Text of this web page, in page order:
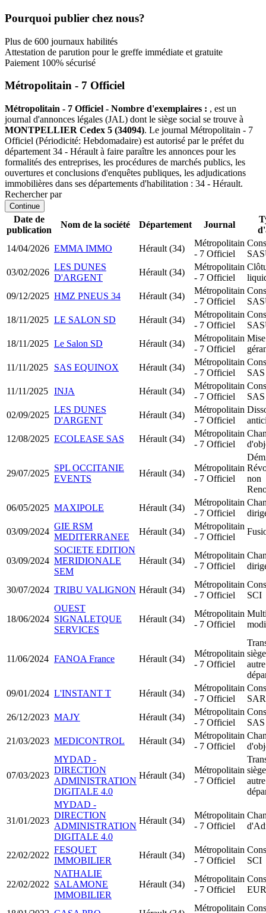
Pourquoi publier chez nous?
Plus de 600 journaux habilités
Attestation de parution pour le greffe immédiate et gratuite
Paiement 100% sécurisé
Métropolitain - 7 Officiel
Métropolitain - 7 Officiel - Nombre d'exemplaires : , est un
journal d'annonces légales (JAL) dont le siège social se trouve à
MONTPELLIER Cedex 5 (34094). Le journal Métropolitain - 7
Officiel (Périodicité: Hebdomadaire) est autorisé par le préfet du
département 34 - Hérault à faire paraître les annonces pour les
formalités des entreprises, les procédures de marchés publics, les
ouvertures et conclusions d'enquêtes publiques, les adjudications
immobilières dans ses départements d'habilitation : 34 - Hérault.
Rechercher par
Continue
Date de
publication
Nom de la société Département Journal
14/04/2026 EMMA IMMO Hérault (34)
Métropolitain
- 7 Officiel
03/02/2026
LES DUNES
D'ARGENT
Hérault (34)
Métropolitain
- 7 Officiel
09/12/2025 HMZ PNEUS 34 Hérault (34)
Métropolitain
- 7 Officiel
18/11/2025 LE SALON SD Hérault (34)
Métropolitain
- 7 Officiel
18/11/2025 Le Salon SD Hérault (34)
Métropolitain
- 7 Officiel
11/11/2025
SAS EQUINOX Hérault (34)
Métropolitain
- 7 Officiel
SAS
11/11/2025 INJA Hérault (34)
Métropolitain
- 7 Officiel
SAS
02/09/2025
LES DUNES
D'ARGENT
Hérault (34)
Métropolitain
- 7 Officiel
12/08/2025 ECOLEASE SAS Hérault (34)
Métropolitain
- 7 Officiel
29/07/2025
SPL OCCITANIE
EVENTS
Hérault (34)
Métropolitain
- 7 Officiel
non
06/05/2025 MAXIPOLE Hérault (34)
Métropolitain
- 7 Officiel
03/09/2024
GIE RSM
MEDITERRANEE
Hérault (34)
Métropolitain
- 7 Officiel
03/09/2024
SOCIETE EDITION
MERIDIONALE
SEM
Hérault (34)
Métropolitain
- 7 Officiel
30/07/2024 TRIBU VALIGNON Hérault (34)
Métropolitain
- 7 Officiel
SCI
18/06/2024
OUEST
SIGNALETQUE
SERVICES
Hérault (34)
Métropolitain
- 7 Officiel
11/06/2024 FANOA France Hérault (34)
Métropolitain
- 7 Officiel
autre
09/01/2024 L'INSTANT T Hérault (34)
Métropolitain
- 7 Officiel
26/12/2023 MAJY Hérault (34)
Métropolitain
- 7 Officiel
SAS
21/03/2023 MEDICONTROL Hérault (34)
Métropolitain
- 7 Officiel
07/03/2023
MYDAD -
DIRECTION
ADMINISTRATION
DIGITALE 4.0
Hérault (34)
Métropolitain
- 7 Officiel
autre
31/01/2023
MYDAD -
DIRECTION
ADMINISTRATION
DIGITALE 4.0
Hérault (34)
Métropolitain
- 7 Officiel
22/02/2022
FESQUET
IMMOBILIER
Hérault (34)
Métropolitain
- 7 Officiel
SCI
22/02/2022
NATHALIE
SALAMONE
IMMOBILIER
Hérault (34)
Métropolitain
- 7 Officiel
Métropolitain